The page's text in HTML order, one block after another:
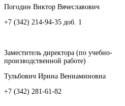
Погодин Виктор Вячеславович
+7 (342) 214-94-35 доб. 1
Заместитель директора (по учебно-
производственной работе)
Тульбович Ирина Вениаминовна
+7 (342) 281-61-82